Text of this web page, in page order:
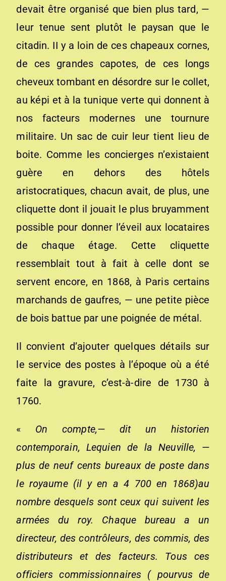
devait être organisé que bien plus tard, —
leur tenue sent plutôt le paysan que le
citadin. II y a loin de ces chapeaux cornes,
de ces grandes capotes, de ces longs
cheveux tombant en désordre sur le collet,
au képi et à la tunique verte qui donnent à
nos facteurs modernes une tournure
militaire. Un sac de cuir leur tient lieu de
boite. Comme les concierges n’existaient
guère en dehors des hôtels
aristocratiques, chacun avait, de plus, une
cliquette dont il jouait le plus bruyamment
possible pour donner l’éveil aux locataires
de chaque étage. Cette cliquette
ressemblait tout à fait à celle dont se
servent encore, en 1868, à Paris certains
marchands de gaufres, — une petite pièce
de bois battue par une poignée de métal.
Il convient d’ajouter quelques détails sur
le service des postes à l’époque où a été
faite la gravure, c’est-à-dire de 1730 à
1760.
« On compte,— dit un historien
contemporain, Lequien de la Neuville, —
plus de neuf cents bureaux de poste dans
le royaume (il y en a 4 700 en 1868)au
nombre desquels sont ceux qui suivent les
armées du roy. Chaque bureau a un
directeur, des contrôleurs, des commis, des
distributeurs et des facteurs. Tous ces
officiers commissionnaires ( pourvus de